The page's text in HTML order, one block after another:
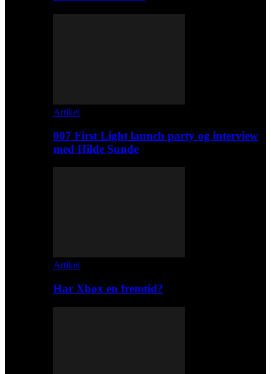
Artikel
007 First Light launch party og interview
med Hilde Sunde
Artikel
Har Xbox en fremtid?